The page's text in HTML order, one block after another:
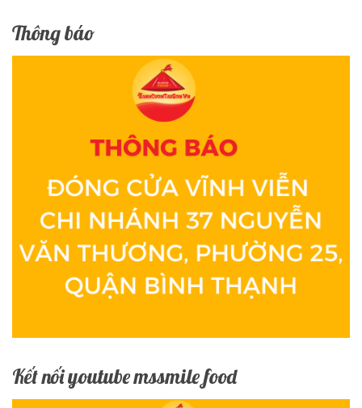
Thông báo
Kết nối youtube mssmile food